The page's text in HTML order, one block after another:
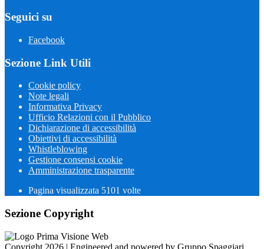
Seguici su
Facebook
Sezione Link Utili
Cookie policy
Note legali
Informativa Privacy
Ufficio Relazioni con il Pubblico
Dichiarazione di accessibilità
Obiettivi di accessibilità
Whistleblowing
Gestione consensi cookie
Amministrazione trasparente
Pagina visualizzata 5101 volte
Sezione Copyright
Copyright 2026 | Engineered and powered by Gruppo Spaggiari